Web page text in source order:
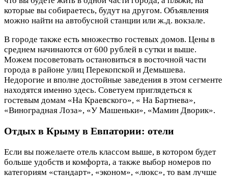
которые вы собираетесь, будут на другом. Объявления
можно найти на автобусной станции или ж.д. вокзале.
В городе также есть множество гостевых домов. Цены в
среднем начинаются от 600 рублей в сутки и выше.
Можем посоветовать остановиться в восточной части
города в районе улиц Перекопской и Демышева.
Недорогие и вполне достойные заведения в этом сегменте
находятся именно здесь. Советуем приглядеться к
гостевым домам «На Краевского», « На Бартнева»,
«Виноградная Лоза», «У Машеньки», «Мамин Дворик».
Отдых в Крыму в Евпатории: отели
Если вы пожелаете отель классом выше, в котором будет
больше удобств и комфорта, а также выбор номеров по
категориям «стандарт», «эконом», «люкс», то вам лучше